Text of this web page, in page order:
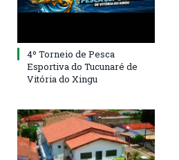
4º Torneio de Pesca
Esportiva do Tucunaré de
Vitória do Xingu